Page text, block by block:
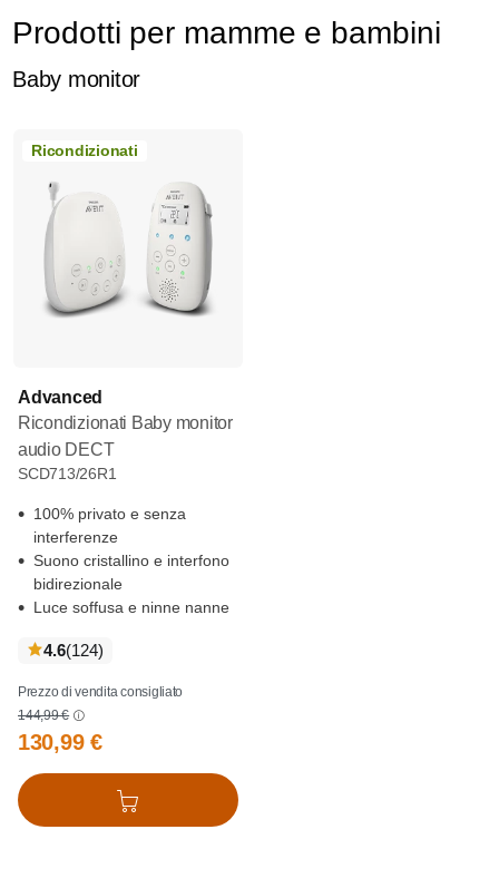
Prodotti per mamme e bambini
Baby monitor
Ricondizionati
Advanced
Ricondizionati Baby monitor
audio DECT
SCD713/26R1
100% privato e senza
interferenze
Suono cristallino e interfono
bidirezionale
Luce soffusa e ninne nanne
4.6(124recensioni
)
Prezzo di vendita consigliato
144,99 €
130,99 €
Aggiungi al carrello